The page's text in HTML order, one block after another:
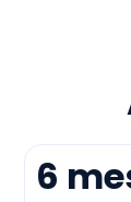
Como
Preço
6